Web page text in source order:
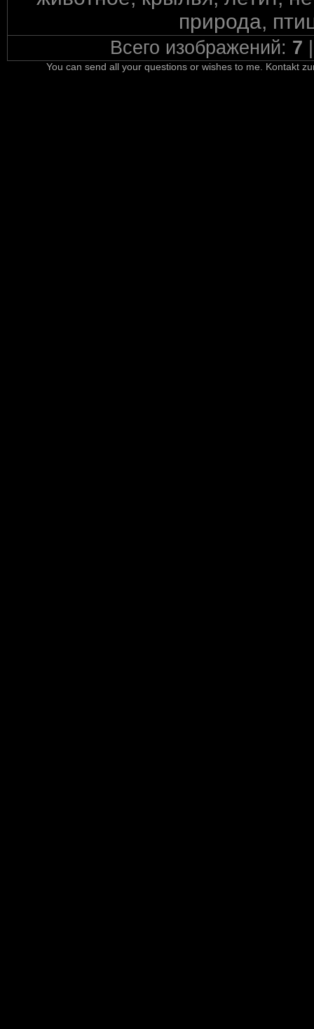
природа,
Всего изображений: 7
You can send all your questions or wishes to me. Kontakt